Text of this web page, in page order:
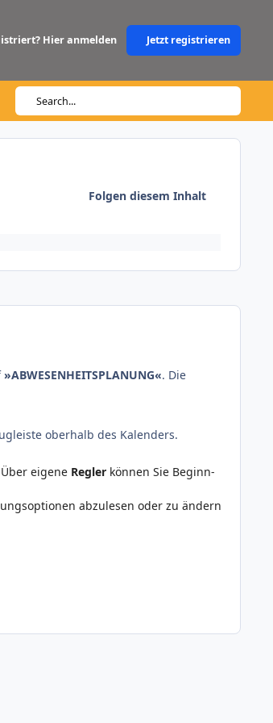
Hier anmelden Jetzt registrieren
Search...
Folgen diesem Inhalt
»ABWESENHEITSPLANUNG«. Die
oberhalb des Kalenders.
eigene Regler können Sie Beginn-
abzulesen oder zu ändern